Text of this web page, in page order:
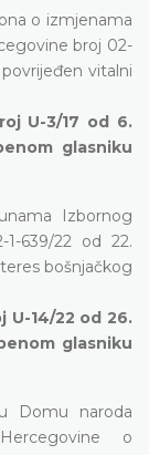
o izmjenama
broj 02-
povrijeđen vitalni
U-3/17 od 6.
glasniku
Izbornog
639/22 od 22.
bošnjačkog
U-14/22 od 26.
glasniku
Domu naroda
o